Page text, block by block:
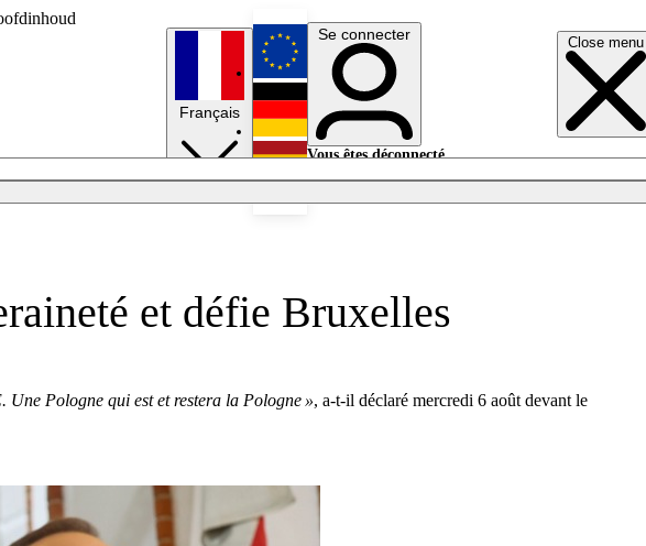
Close menu
Français
English
Deutsch
Se connecter
Vous êtes déconnecté.
et défie Bruxelles
Une Pologne qui est et restera la Pologne », a-t-il déclaré mercredi 6 août devant le